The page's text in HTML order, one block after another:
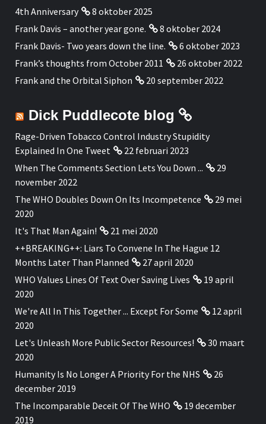
4th Anniversary
8 oktober 2025
Frank Davis – another year gone.
8 oktober 2024
Frank Davis- Two years down the line.
6 oktober 2023
Frank’s thoughts from October 2011
26 oktober 2022
Frank and the Orbital Siphon
20 september 2022
Dick Puddlecote blog
Rage-Driven Tobacco Control Industry Stupidity
Explained In One Tweet
22 februari 2023
When The Comments Section Lets You Down ...
29
november 2022
The WHO Doubles Down On Its Incompetence
29 mei
2020
It's That Man Again!
21 mei 2020
++BREAKING++: Liars To Convene In The Hague 12
Months Later Than Planned
27 april 2020
WHO Values Lines Of Text Over Saving Lives
19 april
2020
We're All In This Together ... Except For Some
12 april
2020
Let's Unleash More Public Sector Resources!
30 maart
2020
Humanity Is No Longer A Priority For the NHS
26
december 2019
The Incomparable Deceit Of The WHO
19 december
2019